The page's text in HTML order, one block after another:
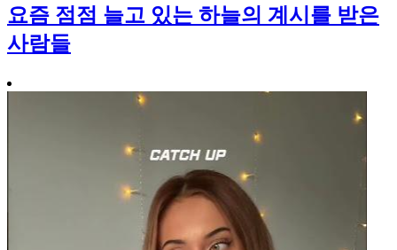
요즘 점점 늘고 있는 하늘의 계시를 받은
사람들